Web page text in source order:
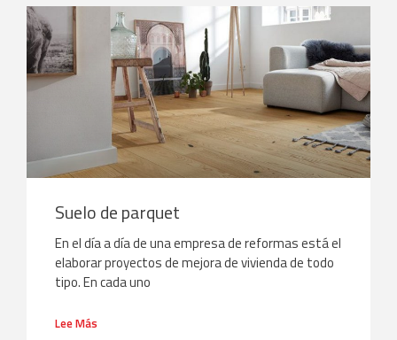
Suelo de parquet
En el día a día de una empresa de reformas está el
elaborar proyectos de mejora de vivienda de todo
tipo. En cada uno
Lee Más